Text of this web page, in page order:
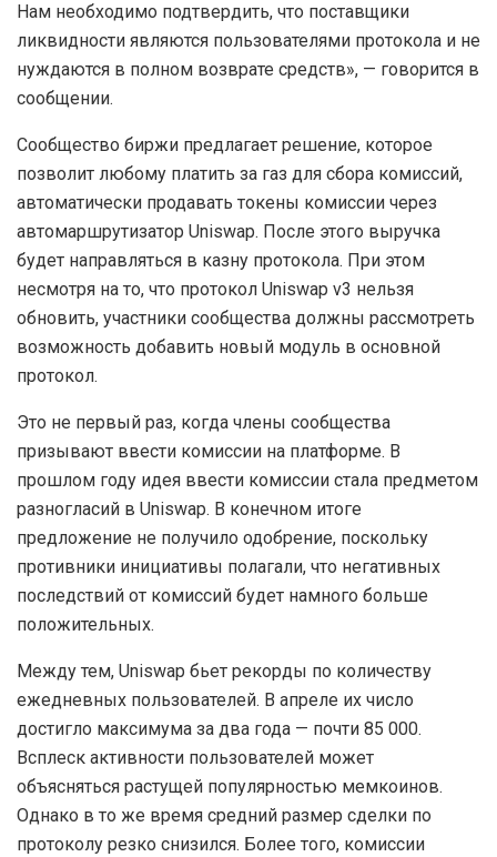
Нам необходимо подтвердить, что поставщики
ликвидности являются пользователями протокола и не
нуждаются в полном возврате средств», — говорится в
сообщении.
Сообщество биржи предлагает решение, которое
позволит любому платить за газ для сбора комиссий,
автоматически продавать токены комиссии через
автомаршрутизатор Uniswap. После этого выручка
будет направляться в казну протокола. При этом
несмотря на то, что протокол Uniswap v3 нельзя
обновить, участники сообщества должны рассмотреть
возможность добавить новый модуль в основной
протокол.
Это не первый раз, когда члены сообщества
призывают ввести комиссии на платформе. В
прошлом году идея ввести комиссии стала предметом
разногласий в Uniswap. В конечном итоге
предложение не получило одобрение, поскольку
противники инициативы полагали, что негативных
последствий от комиссий будет намного больше
положительных.
Между тем, Uniswap бьет рекорды по количеству
ежедневных пользователей. В апреле их число
достигло максимума за два года — почти 85 000.
Всплеск активности пользователей может
объясняться растущей популярностью мемкоинов.
Однако в то же время средний размер сделки по
протоколу резко снизился. Более того, комиссии